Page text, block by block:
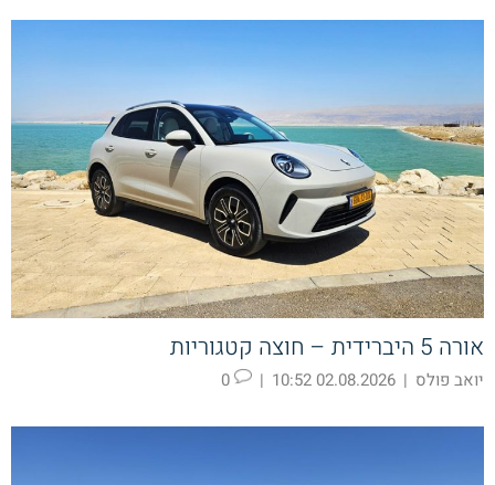
אורה 5 היברידית – חוצה קטגוריות
יואב פולס |
02.08.2026 10:52
|